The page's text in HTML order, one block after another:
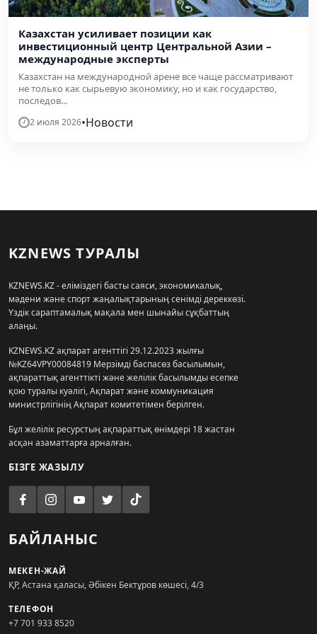
Казахстан усиливает позиции как
инвестиционный центр Центральной Азии –
международные эксперты
Казахстан на международной арене все чаще рассматривают
не только как сырьевую экономику, но и как государство,
последов...
2 июля 2026•Новости
KZNEWS ТУРАЛЫ
KZNEWS.KZ - еліміздегі басты саяси, экономикалық,
мәдени және спорт жаңалықтарының сенімді дереккөзі.
Үздік сараптамалық мақала мен шынайы сұқбаттың
алаңы.
KZNEWS.KZ ақпарат агенттігі 29.12.2023 жылғы
№KZ64VPY00084819 Мерзімді баспасөз басылымын,
ақпараттық агенттікті және желілік басылымды есепке
қою туралы куәлігі, Ақпарат және коммуникация
министрлігінің Ақпарат комитетімен берілген.
Бұл желілік ресурстың ақпараттық өнімдері 18 жастан
асқан азаматтарға арналған.
БІЗГЕ ЖАЗЫЛУ
БАЙЛАНЫС
МЕКЕН-ЖАЙ
ҚР, Астана қаласы, Әбікен Бектұров көшесі, 4/3
ТЕЛЕФОН
+7 701 933 8520